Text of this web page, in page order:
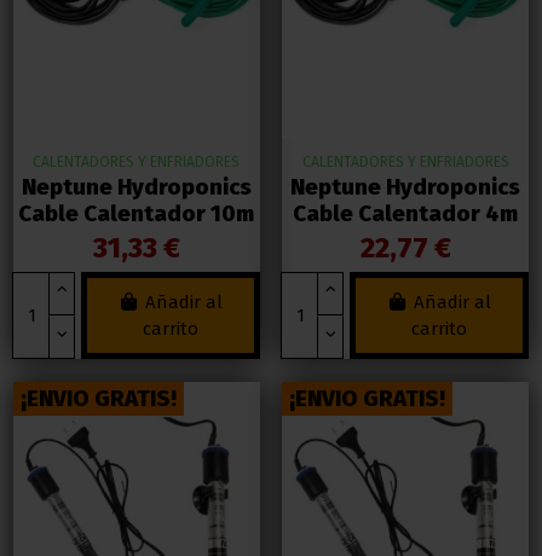
CALENTADORES Y ENFRIADORES
Neptune Hydroponics
Cable Calentador 10m
31,33 €
Añadir al
carrito
CALENTADORES Y ENFRIADORES
Neptune Hydroponics
Cable Calentador 4m
22,77 €
Añadir al
carrito
¡ENVIO GRATIS! ¡ENVIO GRATIS!